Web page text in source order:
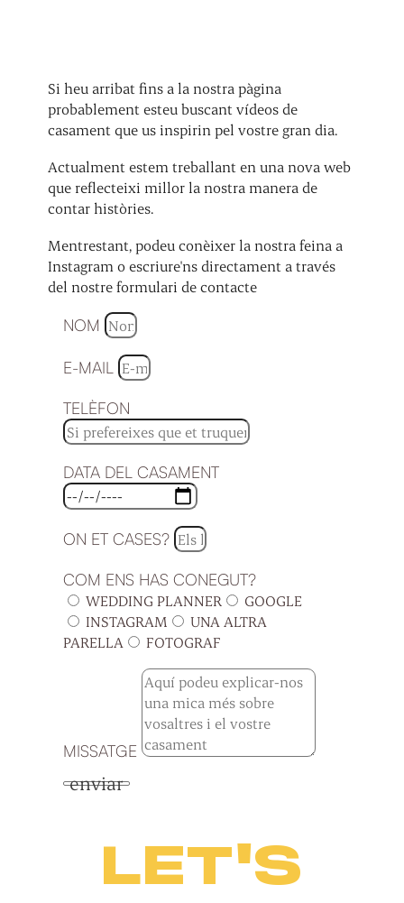
Si heu arribat fins a la nostra pàgina
probablement esteu buscant vídeos de
casament que us inspirin pel vostre gran dia.
Actualment estem treballant en una nova web
que reflecteixi millor la nostra manera de
contar històries.
Mentrestant, podeu conèixer la nostra feina a
Instagram o escriure'ns directament a través
del nostre formulari de contacte
NOM
E-MAIL
TELÈFON
DATA DEL CASAMENT
ON ET CASES?
COM ENS HAS CONEGUT?
WEDDING PLANNER
GOOGLE
INSTAGRAM
UNA ALTRA
PARELLA
FOTOGRAF
MISSATGE
enviar
LET'S